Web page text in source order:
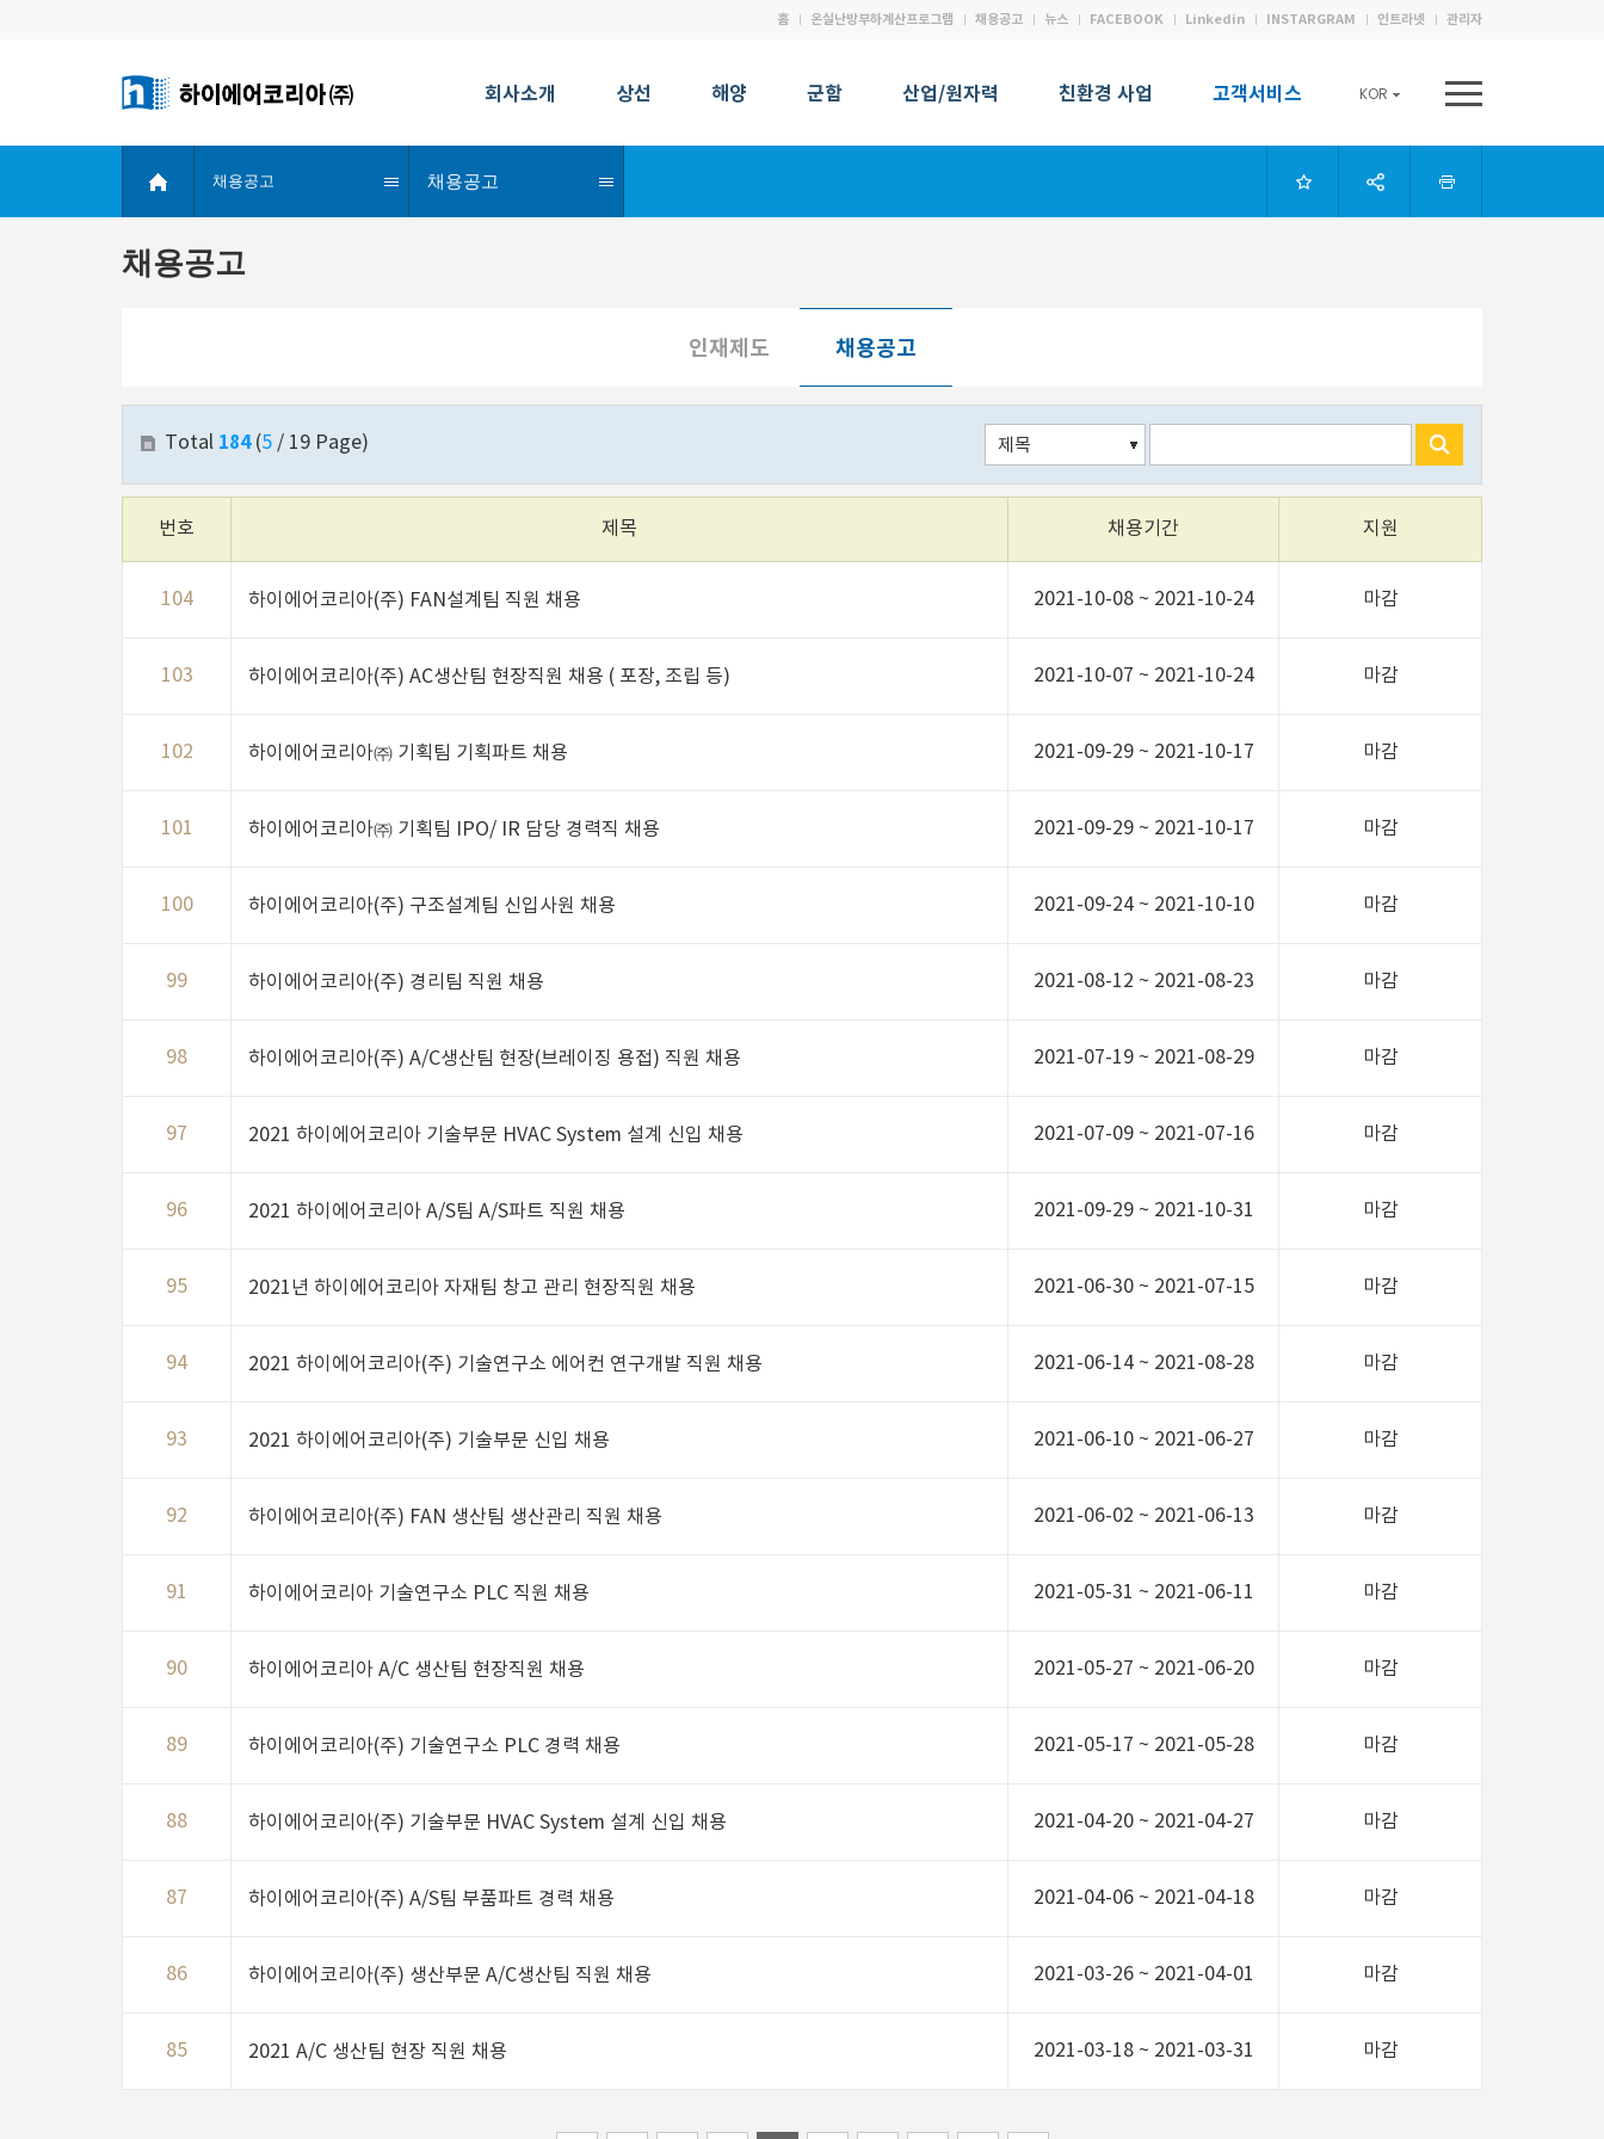
홈 온실난방부하계산프로그램 채용공고 뉴스 FACEBOOK Linkedin INSTARGRAM 인트라넷 관리자
회사소개 상선 해양 군함 산업/원자력 친환경 사업 고객서비스 KOR
채용공고 채용공고
채용공고
인재제도 채용공고
Total 184(5 / 19 Page)
번호 제목 채용기간 지원
104 하이에어코리아(주) FAN설계팀 직원 채용 2021-10-08 ~ 2021-10-24 마감
103 하이에어코리아(주) AC생산팀 현장직원 채용 ( 포장, 조립 등) 2021-10-07 ~ 2021-10-24 마감
102 하이에어코리아㈜ 기획팀 기획파트 채용 2021-09-29 ~ 2021-10-17 마감
101 하이에어코리아㈜ 기획팀 IPO/ IR 담당 경력직 채용 2021-09-29 ~ 2021-10-17 마감
100 하이에어코리아(주) 구조설계팀 신입사원 채용 2021-09-24 ~ 2021-10-10 마감
99 하이에어코리아(주) 경리팀 직원 채용 2021-08-12 ~ 2021-08-23 마감
98 하이에어코리아(주) A/C생산팀 현장(브레이징 용접) 직원 채용 2021-07-19 ~ 2021-08-29 마감
97 2021 하이에어코리아 기술부문 HVAC System 설계 신입 채용 2021-07-09 ~ 2021-07-16 마감
96 2021 하이에어코리아 A/S팀 A/S파트 직원 채용 2021-09-29 ~ 2021-10-31 마감
95 2021년 하이에어코리아 자재팀 창고 관리 현장직원 채용 2021-06-30 ~ 2021-07-15 마감
94 2021 하이에어코리아(주) 기술연구소 에어컨 연구개발 직원 채용 2021-06-14 ~ 2021-08-28 마감
93 2021 하이에어코리아(주) 기술부문 신입 채용 2021-06-10 ~ 2021-06-27 마감
92 하이에어코리아(주) FAN 생산팀 생산관리 직원 채용 2021-06-02 ~ 2021-06-13 마감
91 하이에어코리아 기술연구소 PLC 직원 채용 2021-05-31 ~ 2021-06-11 마감
90 하이에어코리아 A/C 생산팀 현장직원 채용 2021-05-27 ~ 2021-06-20 마감
89 하이에어코리아(주) 기술연구소 PLC 경력 채용 2021-05-17 ~ 2021-05-28 마감
88 하이에어코리아(주) 기술부문 HVAC System 설계 신입 채용 2021-04-20 ~ 2021-04-27 마감
87 하이에어코리아(주) A/S팀 부품파트 경력 채용 2021-04-06 ~ 2021-04-18 마감
86 하이에어코리아(주) 생산부문 A/C생산팀 직원 채용 2021-03-26 ~ 2021-04-01 마감
85 2021 A/C 생산팀 현장 직원 채용 2021-03-18 ~ 2021-03-31 마감